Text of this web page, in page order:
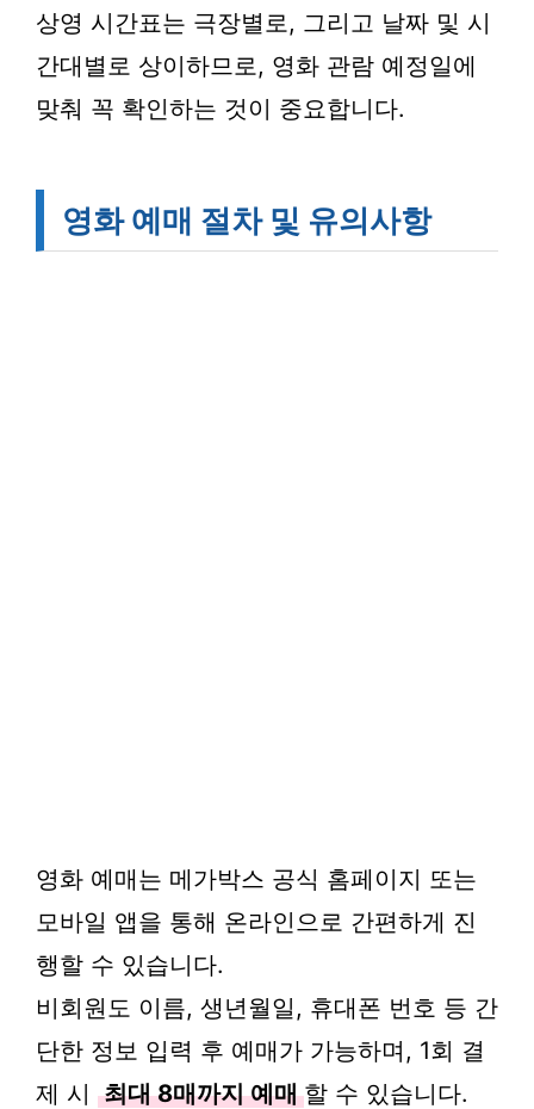
상영 시간표는 극장별로, 그리고 날짜 및 시
간대별로 상이하므로, 영화 관람 예정일에
맞춰 꼭 확인하는 것이 중요합니다.
영화 예매 절차 및 유의사항
영화 예매는 메가박스 공식 홈페이지 또는
모바일 앱을 통해 온라인으로 간편하게 진
행할 수 있습니다.
비회원도 이름, 생년월일, 휴대폰 번호 등 간
단한 정보 입력 후 예매가 가능하며, 1회 결
제 시 최대 8매까지 예매 할 수 있습니다.